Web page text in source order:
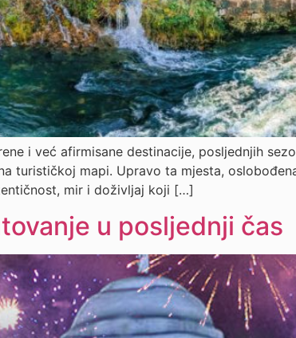
i već afirmisane destinacije, posljednjih
turističkoj mapi. Upravo ta mjesta,
mir i doživljaj koji […]
u posljednji čas